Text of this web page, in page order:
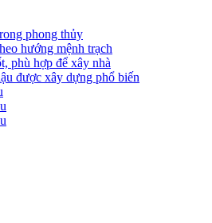
phong thủy
hướng mệnh trạch
phù hợp để xây nhà
được xây dựng phổ biến